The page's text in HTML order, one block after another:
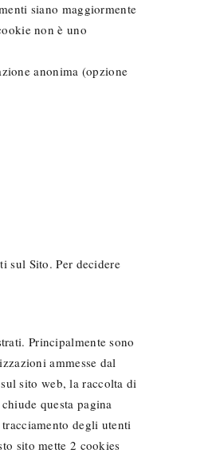
siano maggiormente
non è uno
anonima (opzione
sul Sito. Per decidere
Principalmente sono
ammesse dal
sito web, la raccolta di
questa pagina
degli utenti
sito mette 2 cookies